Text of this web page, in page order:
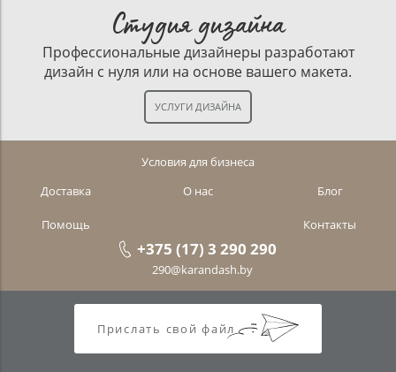
Студия дизайна
Профессиональные дизайнеры разработают
дизайн с нуля или на основе вашего макета.
Условия для бизнеса
Доставка
О нас Блог
Помощь Контакты
+375 (17) 3 290 290
290@karandash.by
Прислать свой файл